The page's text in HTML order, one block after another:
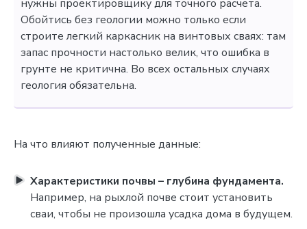
нужны проектировщику для точного расчета.
Обойтись без геологии можно только если
строите легкий каркасник на винтовых сваях: там
запас прочности настолько велик, что ошибка в
грунте не критична. Во всех остальных случаях
геология обязательна.
На что влияют полученные данные:
Характеристики почвы – глубина фундамента.
Например, на рыхлой почве стоит установить
сваи, чтобы не произошла усадка дома в будущем.